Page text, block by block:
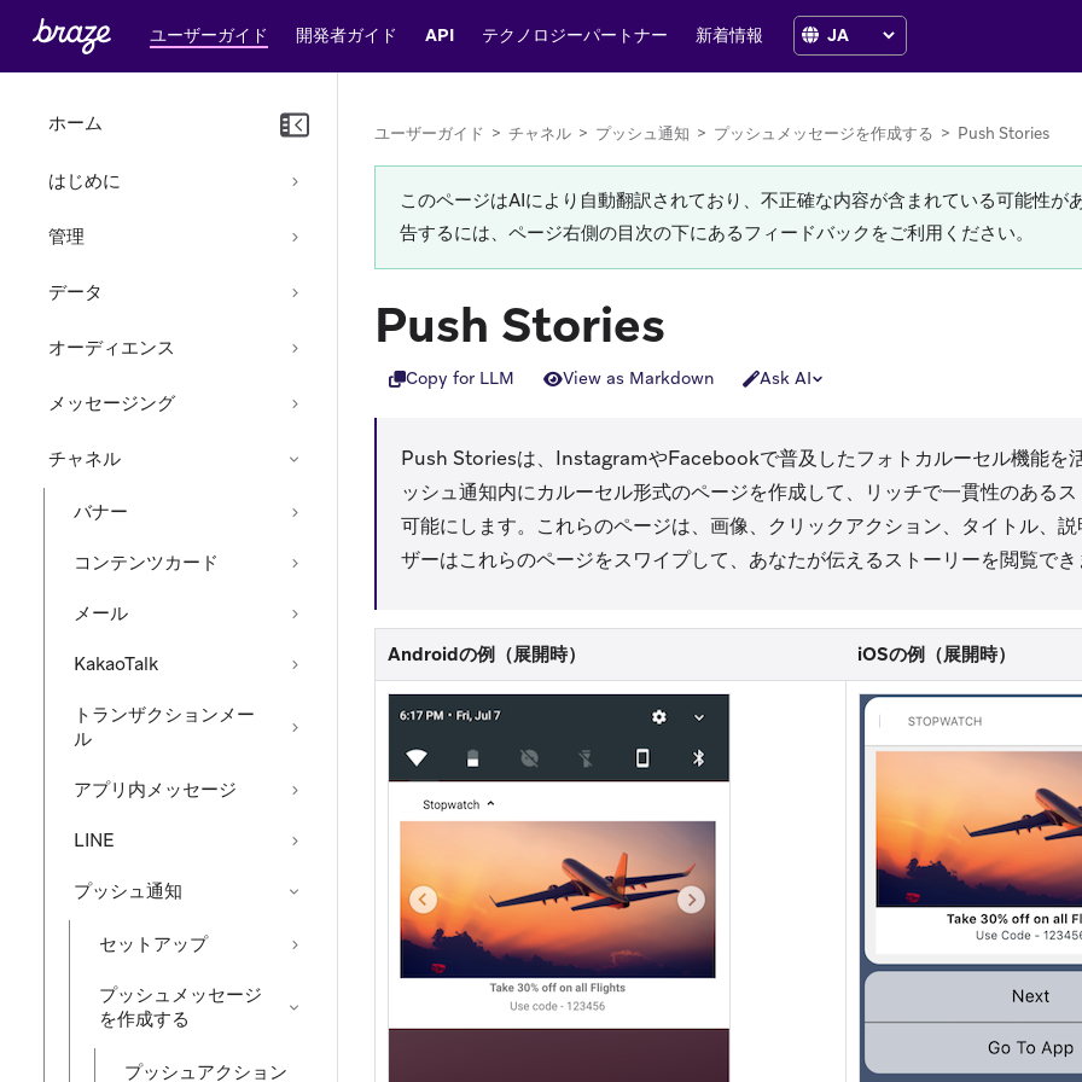
ユーザーガイド 開発者ガイド API テクノロジーパートナー 新着情報
ホーム
はじめに
管理
データ
オーディエンス
メッセージング
チャネル
バナー
コンテンツカード
メール
KakaoTalk
トランザクションメー
ル
アプリ内メッセージ
LINE
プッシュ通知
セットアップ
プッシュメッセージ
を作成する
プッシュアクション
ユーザーガイド > チャネル > プッシュ通知 > プッシュメッセージを作成する > Push Stories
このページはAIにより自動翻訳されており、不正確な内容が含まれている可能性が
告するには、ページ右側の目次の下にあるフィードバックをご利用ください。
Push Stories
Copy for LLM View as Markdown Ask AI
Push Storiesは、InstagramやFacebookで普及したフォトカルーセル機能を
ッシュ通知内にカルーセル形式のページを作成して、リッチで一貫性のある
可能にします。これらのページは、画像、クリックアクション、タイトル、
ザーはこれらのページをスワイプして、あなたが伝えるストーリーを閲覧で
Androidの例（展開時） iOSの例（展開時）